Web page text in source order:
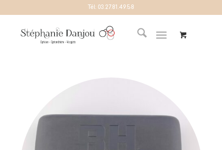
Tél: 03.27.81.49.58